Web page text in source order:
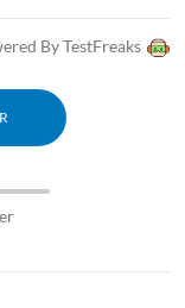
By TestFreaks